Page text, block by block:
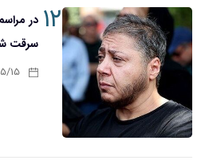
۱۲در مراسم اکبر عبدی از مازیار لرستانی
سرقت شد
۱۴۰۵/۰۵/۱۵ ۱۴:۴۹